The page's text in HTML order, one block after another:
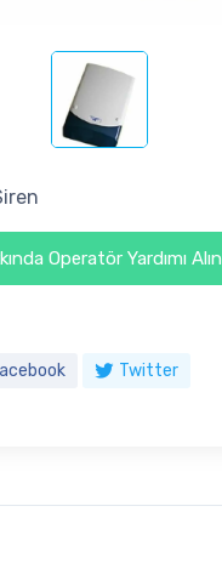
Operatör Yardımı Alın
Twitter